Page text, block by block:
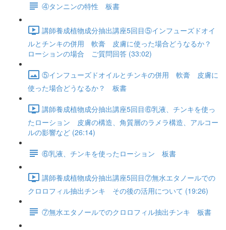
④タンニンの特性 板書
講師養成植物成分抽出講座5回目⑤インフューズドオイ
ルとチンキの併用 軟膏 皮膚に使った場合どうなるか？
ローションの場合 ご質問回答 (33:02)
⑤インフューズドオイルとチンキの併用 軟膏 皮膚に
使った場合どうなるか？ 板書
講師養成植物成分抽出講座5回目⑥乳液、チンキを使っ
たローション 皮膚の構造、角質層のラメラ構造、アルコー
ルの影響など (26:14)
⑥乳液、チンキを使ったローション 板書
講師養成植物成分抽出講座5回目⑦無水エタノールでの
クロロフィル抽出チンキ その後の活用について (19:26)
⑦無水エタノールでのクロロフィル抽出チンキ 板書